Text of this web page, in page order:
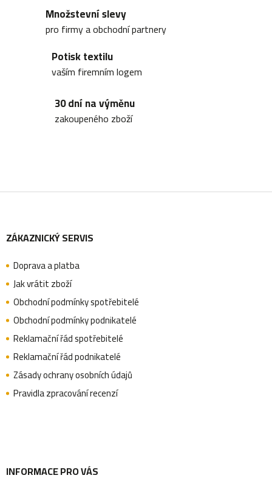
d
u
Množstevní slevy
pro firmy a obchodní partnery
Potisk textilu
vaším firemním logem
30 dní na výměnu
zakoupeného zboží
á
p
a
t
ZÁKAZNICKÝ SERVIS
Doprava a platba
Jak vrátit zboží
Obchodní podmínky spotřebitelé
Obchodní podmínky podnikatelé
Reklamační řád spotřebitelé
Reklamační řád podnikatelé
Zásady ochrany osobních údajů
Pravidla zpracování recenzí
INFORMACE PRO VÁS